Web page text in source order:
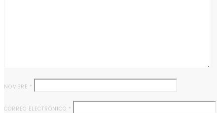
NOMBRE *
CORREO ELECTRÓNICO *